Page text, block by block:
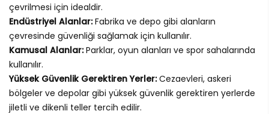
çevrilmesi için idealdir.
Endüstriyel Alanlar:Fabrika ve depo gibi alanların
çevresinde güvenliği sağlamak için kullanılır.
Kamusal Alanlar:Parklar, oyun alanları ve spor sahalarında
kullanılır.
Yüksek Güvenlik Gerektiren Yerler:Cezaevleri, askeri
bölgeler ve depolar gibi yüksek güvenlik gerektiren yerlerde
jiletli ve dikenli teller tercih edilir.